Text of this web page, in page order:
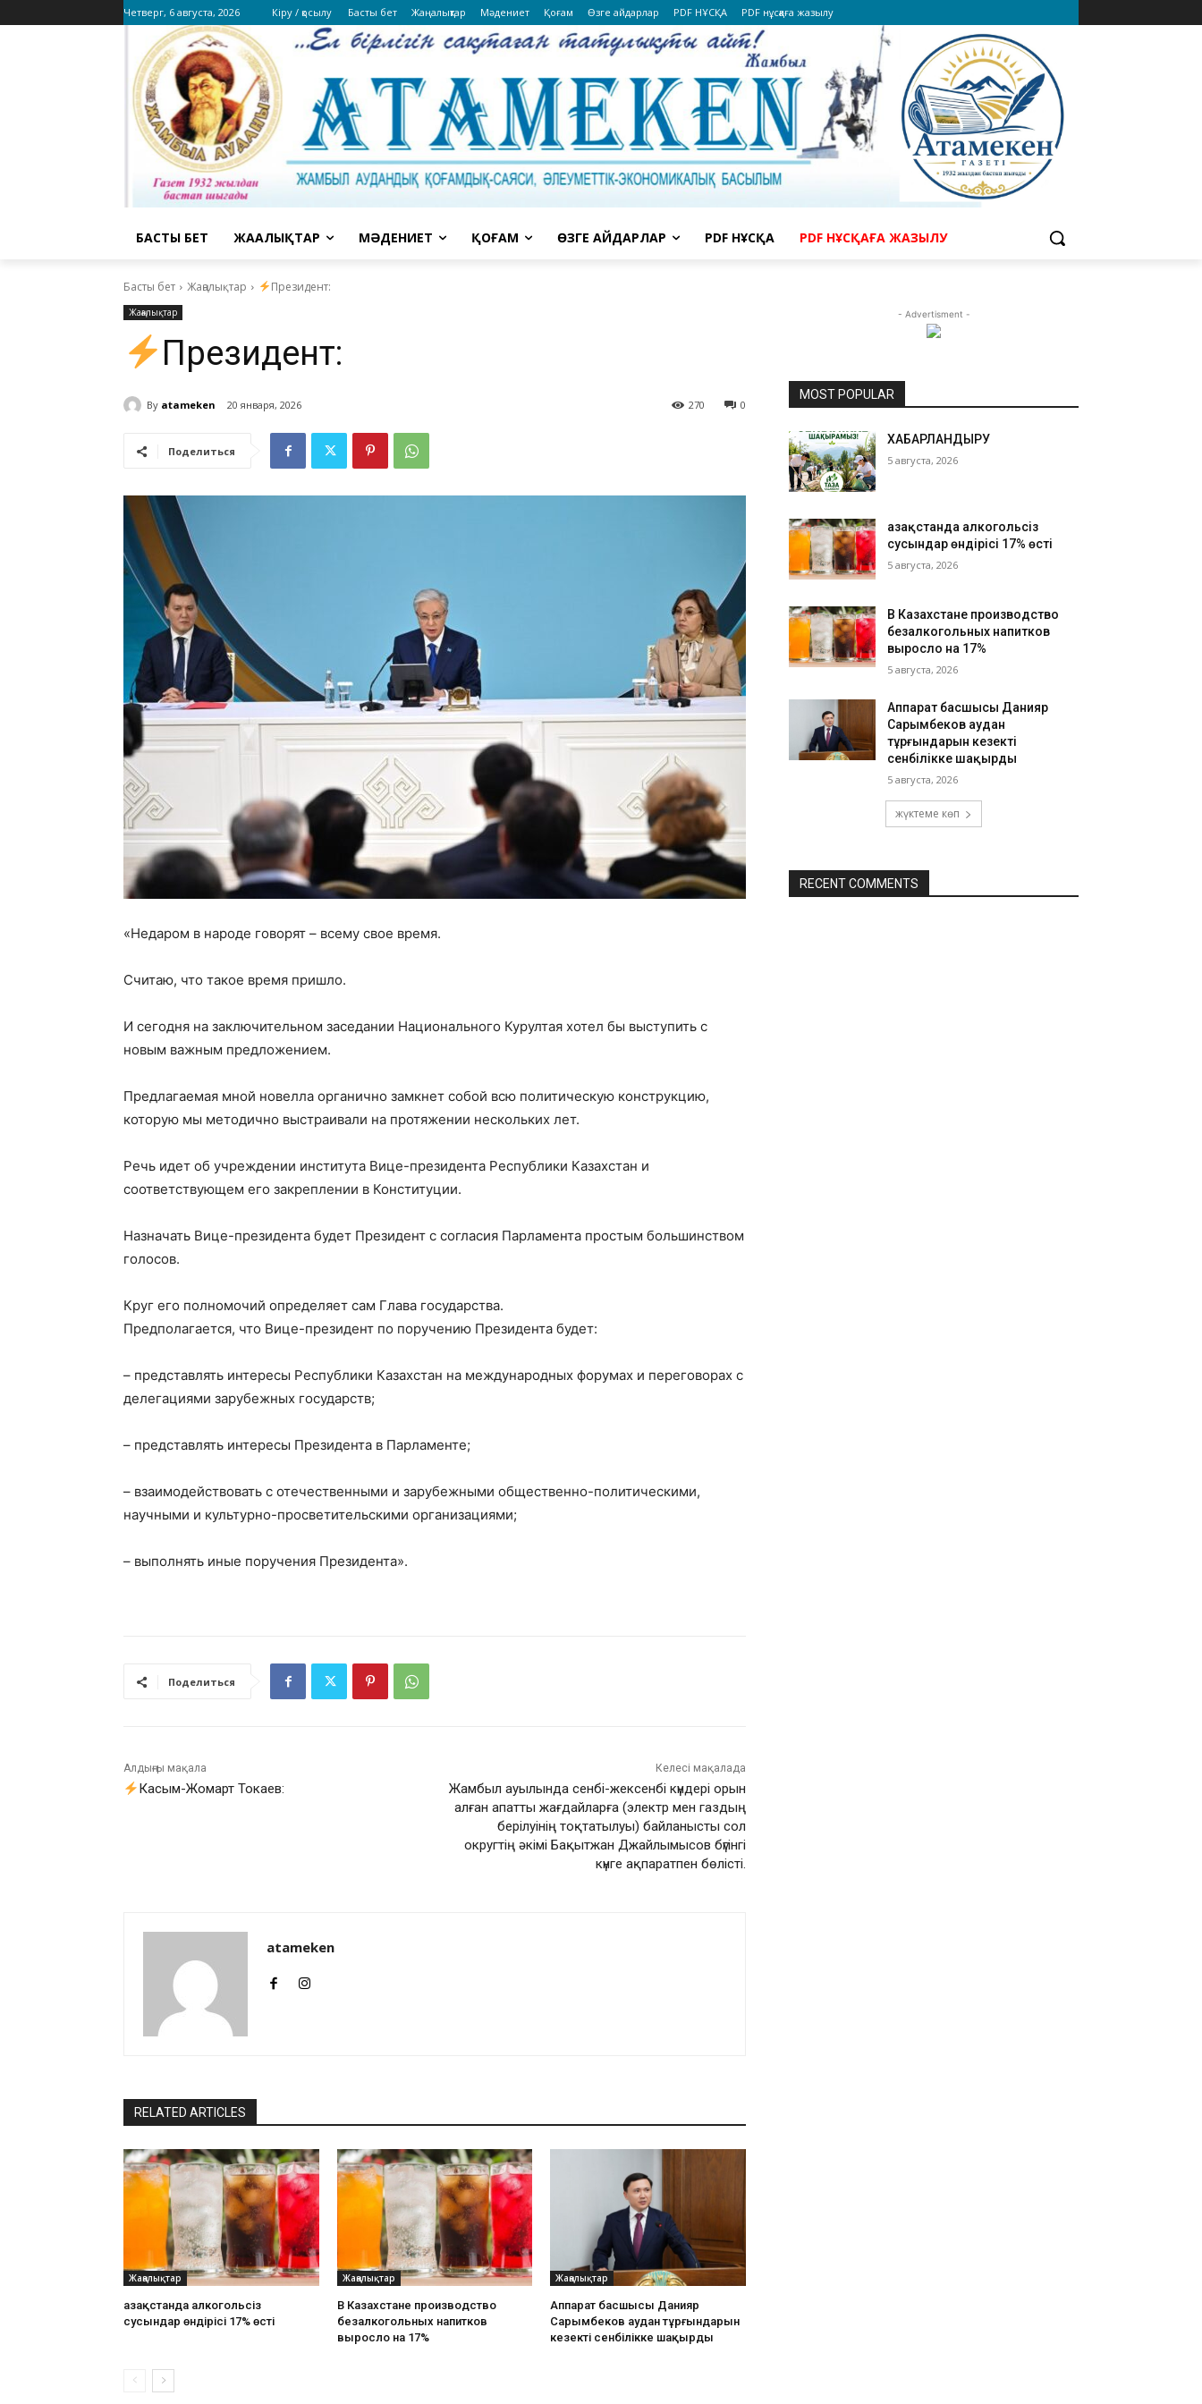
Четверг, 6 августа, 2026 Кіру / қосылу Басты бет Жаңалықтар Мәдениет Қоғам Өзге айдарлар PDF НҰСҚА PDF нұсқаға жазылу
БАСТЫ БЕТ ЖАҢАЛЫҚТАР МӘДЕНИЕТ ҚОҒАМ ӨЗГЕ АЙДАРЛАР PDF НҰСҚА PDF НҰСҚАҒА ЖАЗЫЛУ
Басты бет Жаңалықтар Президент:
Жаңалықтар
Президент:
By atameken 20 января, 2026 0
270
Поделиться
«Недаром в народе говорят – всему свое время.
Считаю, что такое время пришло.
И сегодня на заключительном заседании Национального Курултая хотел бы выступить с
новым важным предложением.
Предлагаемая мной новелла органично замкнет собой всю политическую конструкцию,
которую мы методично выстраивали на протяжении нескольких лет.
Речь идет об учреждении института Вице-президента Республики Казахстан и
соответствующем его закреплении в Конституции.
Назначать Вице-президента будет Президент с согласия Парламента простым большинством
голосов.
Круг его полномочий определяет сам Глава государства.
Предполагается, что Вице-президент по поручению Президента будет:
– представлять интересы Республики Казахстан на международных форумах и переговорах с
делегациями зарубежных государств;
– представлять интересы Президента в Парламенте;
– взаимодействовать с отечественными и зарубежными общественно-политическими,
научными и культурно-просветительскими организациями;
– выполнять иные поручения Президента».
Поделиться
Алдыңғы мақала
Касым-Жомарт Токаев:
Келесі мақалада
Жамбыл ауылында сенбі-жексенбі күндері орын
алған апатты жағдайларға (электр мен газдың
берілуінің тоқтатылуы) байланысты сол
округтің әкімі Бақытжан Джайлымысов бүгінгі
күнге ақпаратпен бөлісті.
atameken
RELATED ARTICLES
Жаңалықтар
Қазақстанда алкогольсіз
сусындар өндірісі 17% өсті
Жаңалықтар
В Казахстане производство
безалкогольных напитков
выросло на 17%
Жаңалықтар
Аппарат басшысы Данияр
Сарымбеков аудан тұрғындарын
кезекті сенбілікке шақырды
- Advertisment -
MOST POPULAR
ХАБАРЛАНДЫРУ
5 августа, 2026
Қазақстанда алкогольсіз
сусындар өндірісі 17% өсті
5 августа, 2026
В Казахстане производство
безалкогольных напитков
выросло на 17%
5 августа, 2026
Аппарат басшысы Данияр
Сарымбеков аудан
тұрғындарын кезекті
сенбілікке шақырды
5 августа, 2026
жүктеме көп
RECENT COMMENTS